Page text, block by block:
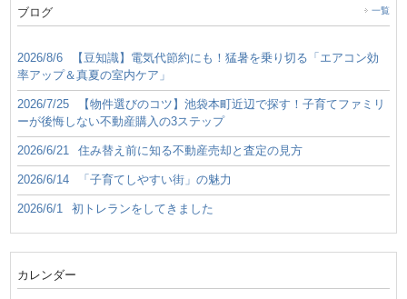
ブログ 一覧
2026/8/6
【豆知識】電気代節約にも！猛暑を乗り切る「エアコン効
率アップ＆真夏の室内ケア」
2026/7/25
【物件選びのコツ】池袋本町近辺で探す！子育てファミリ
ーが後悔しない不動産購入の3ステップ
2026/6/21 住み替え前に知る不動産売却と査定の見方
2026/6/14 「子育てしやすい街」の魅力
2026/6/1 初トレランをしてきました
カレンダー